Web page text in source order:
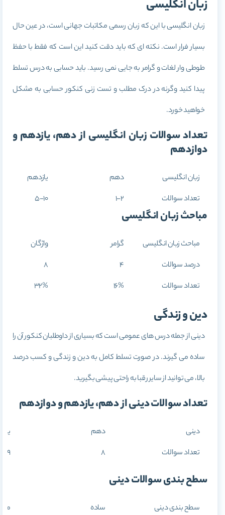
زبان انگلیسی
زبان انگلیسی با این که زبان رسمی مکاتبات جهانی است، در عین حال
بسیار فرار است. نکته ای که باید دقت کنید این است که فقط با حفظ
طوطی وار لغات و گرامر به جایی نمی رسید. باید حسابی به درس تسلط
پیدا کنید وگرنه در درک مطلب و تست زنی کنکور حسابی به مشکل
خواهید خورد.
تعداد سوالات زبان انگلیسی از دهم، یازدهم و
دوازدهم
زبان انگلیسی دهم
یازدهم
تعداد سوالات
1-2
5-10
مباحث زبان انگلیسی
مباحث زبان انگلیسی گرامر
واژگان
درصد سوالات
4
8
تعداد سوالات
16%
32%
دین و زندگی
دینی از جمله درس های عمومی است که بسیاری از داوطلبان کنکور آن را
ساده می گیرند. در صورت تسلط کامل به دین و زندگی و کسب درصد
بالا، می توانید از سایر رقبا به راحتی پیشی بگیرید.
تعداد سوالات دینی از دهم، یازدهم و دوازدهم
دینی دهم
تعداد سوالات
8
9
سطح بندی سوالات دینی
سطح بندی دینی ساده